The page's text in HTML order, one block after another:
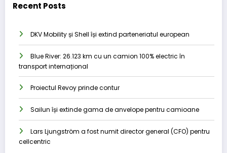
Recent Posts
DKV Mobility și Shell își extind parteneriatul european
Blue River: 26.123 km cu un camion 100% electric în
transport internațional
Proiectul Revoy prinde contur
Sailun își extinde gama de anvelope pentru camioane
Lars Ljungström a fost numit director general (CFO) pentru
cellcentric